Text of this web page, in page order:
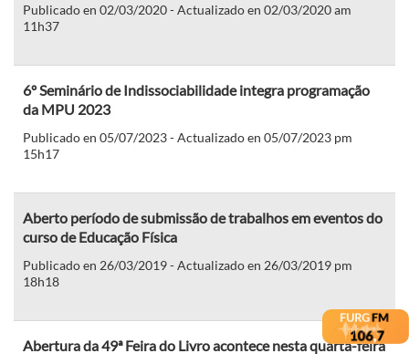
Publicado en 02/03/2020 - Actualizado en 02/03/2020 am
11h37
6º Seminário de Indissociabilidade integra programação
da MPU 2023
Publicado en 05/07/2023 - Actualizado en 05/07/2023 pm
15h17
Aberto período de submissão de trabalhos em eventos do
curso de Educação Física
Publicado en 26/03/2019 - Actualizado en 26/03/2019 pm
18h18
Abertura da 49ª Feira do Livro acontece nesta quarta-feira